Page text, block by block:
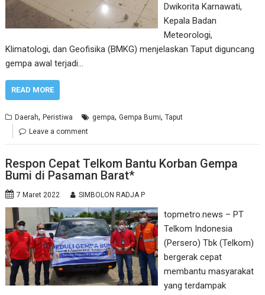
Dwikorita Karnawati,
Kepala Badan
Meteorologi,
Klimatologi, dan Geofisika (BMKG) menjelaskan Taput diguncang
gempa awal terjadi…
READ MORE
Daerah,Peristiwa gempa,Gempa Bumi,Taput
Leave a comment
Respon Cepat Telkom Bantu Korban Gempa
Bumi di Pasaman Barat*
7 Maret 2022 SIMBOLON RADJA P
topmetro.news – PT
Telkom Indonesia
(Persero) Tbk (Telkom)
bergerak cepat
membantu masyarakat
yang terdampak